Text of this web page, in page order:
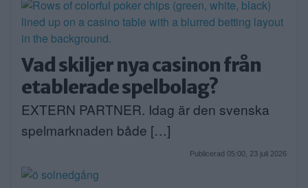
Vad skiljer nya casinon från
etablerade spelbolag?
EXTERN PARTNER. Idag är den svenska
spelmarknaden både […]
Publicerad 05:00, 23 juli 2026